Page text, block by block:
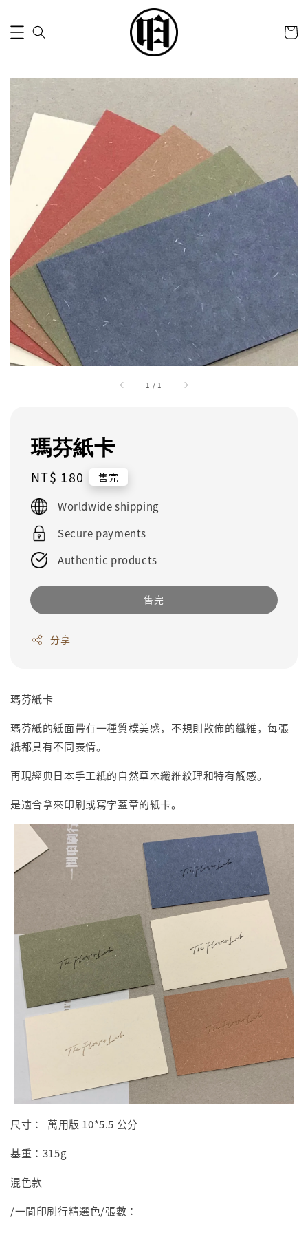
1 / 1
瑪芬紙卡
Regular
price
NT$ 180 售完
Worldwide shipping
Secure payments
Authentic products
售完
分享
瑪芬紙卡
瑪芬紙的紙面帶有一種質樸美感，不規則散佈的纖維，每張
紙都具有不同表情。
再現經典日本手工紙的自然草木纖維紋理和特有觸感。
是適合拿來印刷或寫字蓋章的紙卡。
尺寸： 萬用版 10*5.5 公分
基重：315g
混色款
/一間印刷行精選色/張數：